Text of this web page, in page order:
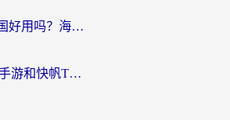
ChickCN和海外回国好用吗？海外党2026亲测：从手游到影音，选对加速器的3个关键
海外党必看：雷神手游和快帆TV版好用吗？3步选对回国加速器不踩坑